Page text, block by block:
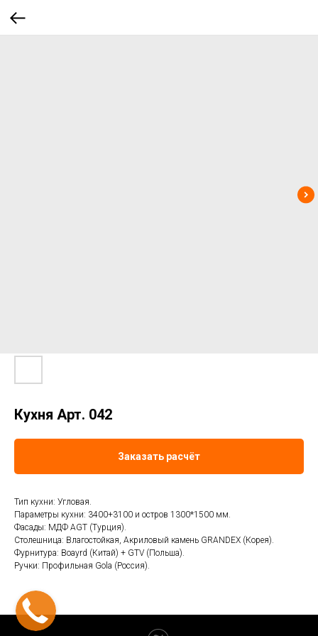
Кухня Арт. 042
Заказать расчёт
Тип кухни: Угловая.
Параметры кухни: 3400+3100 и остров 1300*1500 мм.
Фасады: МДФ AGT (Турция).
Столешница: Влагостойкая, Акриловый камень GRANDEX (Корея).
Фурнитура: Boayrd (Китай) + GTV (Польша).
Ручки: Профильная Gola (Россия).